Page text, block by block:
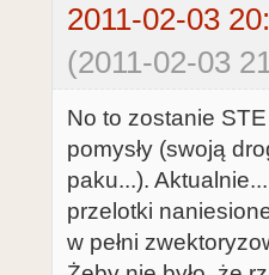
2011-02-03
(2011-02-03
No to zostanie
pomysły (swoją
paku...).
przelotki
w pełni